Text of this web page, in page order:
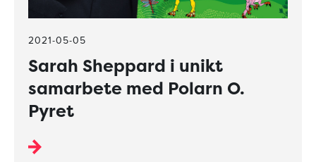
2021-05-05
Sarah Sheppard i unikt
samarbete med Polarn O.
Pyret